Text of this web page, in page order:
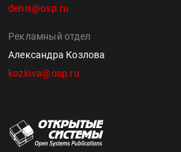
denis@osp.ru
Рекламный отдел
Александра Козлова
kozlova@osp.ru